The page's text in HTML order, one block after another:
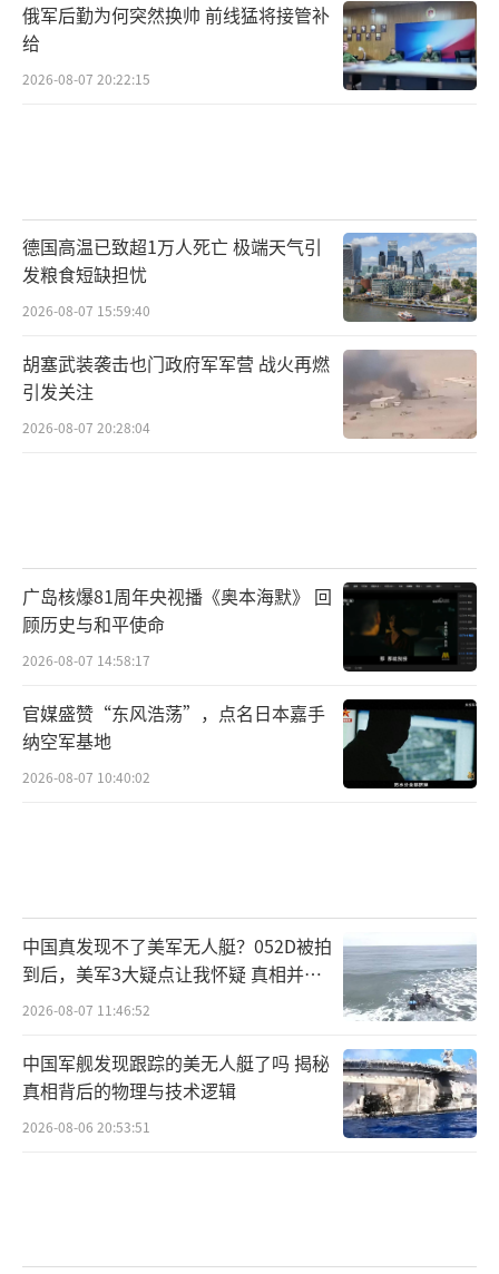
俄军后勤为何突然换帅 前线猛将接管补
给
2026-08-07 20:22:15
德国高温已致超1万人死亡 极端天气引
发粮食短缺担忧
2026-08-07 15:59:40
胡塞武装袭击也门政府军军营 战火再燃
引发关注
2026-08-07 20:28:04
广岛核爆81周年央视播《奥本海默》 回
顾历史与和平使命
2026-08-07 14:58:17
官媒盛赞“东风浩荡”，点名日本嘉手
纳空军基地
2026-08-07 10:40:02
中国真发现不了美军无人艇？052D被拍
到后，美军3大疑点让我怀疑 真相并非
如此
2026-08-07 11:46:52
中国军舰发现跟踪的美无人艇了吗 揭秘
真相背后的物理与技术逻辑
2026-08-06 20:53:51